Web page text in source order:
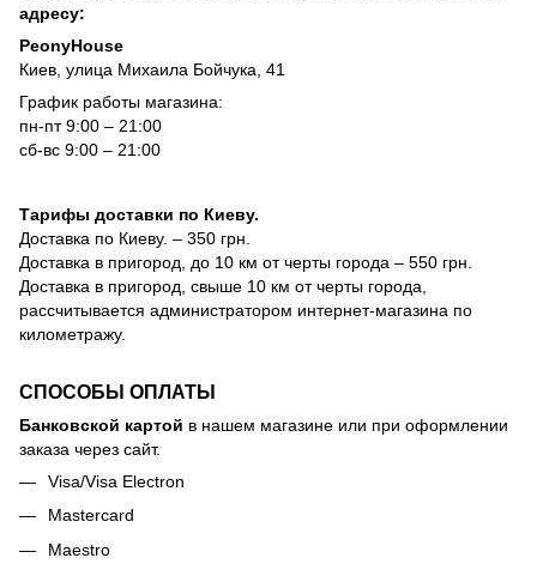
адресу:
PeonyHouse
Киев, улица Михаила Бойчука, 41
График работы магазина:
пн-пт 9:00 – 21:00
сб-вс 9:00 – 21:00
Тарифы доставки по Киеву.
Доставка по Киеву. – 350 грн.
Доставка в пригород, до 10 км от черты города – 550 грн.
Доставка в пригород, свыше 10 км от черты города,
рассчитывается администратором интернет-магазина по
километражу.
СПОСОБЫ ОПЛАТЫ
Банковской картой в нашем магазине или при оформлении
заказа через сайт.
Visa/Visa Electron
Mastercard
Maestro